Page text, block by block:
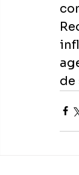
de